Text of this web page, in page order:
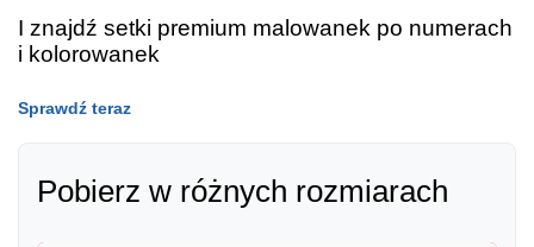
I znajdź setki premium malowanek po numerach
i kolorowanek
Sprawdź teraz
Pobierz w różnych rozmiarach